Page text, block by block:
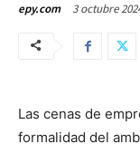
epy.com 3 octubre
Las cenas de
formalidad del